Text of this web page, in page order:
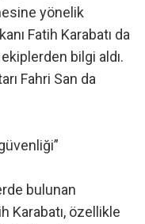
yönelik
Fatih Karabatı da
bilgi aldı.
Fahri San da
bulunan
Karabatı, özellikle